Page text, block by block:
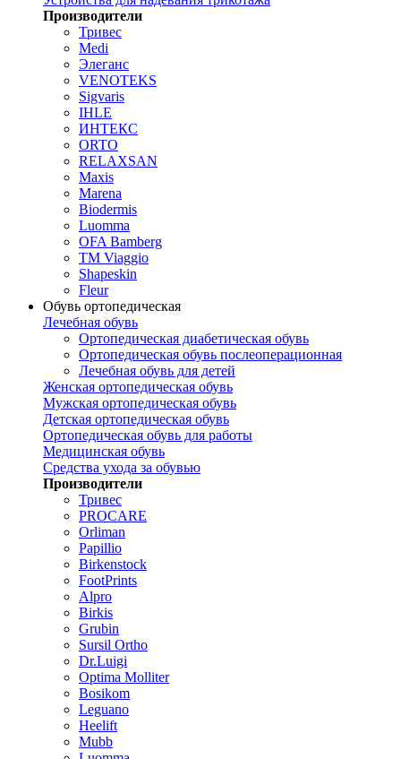
Производители
Тривес
Medi
Элеганс
VENOTEKS
Sigvaris
IHLE
ИНТЕКС
ORTO
RELAXSAN
Maxis
Marena
Biodermis
Luomma
OFA Bamberg
TM Viaggio
Shapeskin
Fleur
Обувь ортопедическая
Лечебная обувь
Ортопедическая диабетическая обувь
Ортопедическая обувь послеоперационная
Лечебная обувь для детей
Женская ортопедическая обувь
Мужская ортопедическая обувь
Детская ортопедическая обувь
Ортопедическая обувь для работы
Медицинская обувь
Средства ухода за обувью
Производители
Тривес
PROCARE
Orliman
Papillio
Birkenstock
FootPrints
Alpro
Birkis
Grubin
Sursil Ortho
Dr.Luigi
Optima Molliter
Bosikom
Leguano
Heelift
Mubb